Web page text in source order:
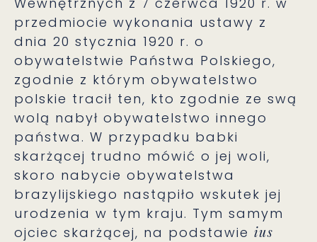
przedmiocie wykonania ustawy z
dnia 20 stycznia 1920 r. o
obywatelstwie Państwa Polskiego,
zgodnie z którym obywatelstwo
polskie tracił ten, kto zgodnie ze swą
wolą nabył obywatelstwo innego
państwa. W przypadku babki
skarżącej trudno mówić o jej woli,
skoro nabycie obywatelstwa
brazylijskiego nastąpiło wskutek jej
urodzenia w tym kraju. Tym samym
ojciec skarżącej, na podstawie ius